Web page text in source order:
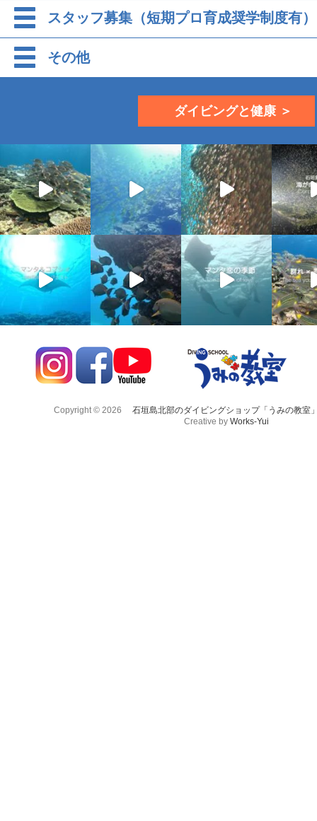
スタッフ募集（短期プロ育成奨学制度有）
その他
ダイビングと健康 ＞
Copyright © 2026
石垣島北部のダイビングショップ「うみの教室
Creative by Works-Yui